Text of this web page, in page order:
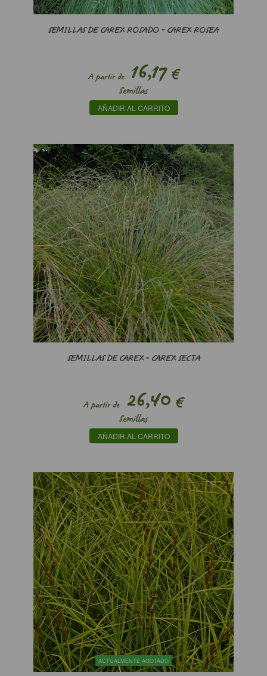
SEMILLAS DE CAREX ROSADO - CAREX ROSEA
A partir de16,17€
Semillas
AÑADIR AL CARRITO
SEMILLAS DE CAREX - CAREX SECTA
A partir de26,40 €
Semillas
AÑADIR AL CARRITO
ACTUALMENTE AGOTADO